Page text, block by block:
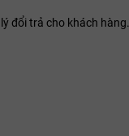
đổi trả cho khách hàng.